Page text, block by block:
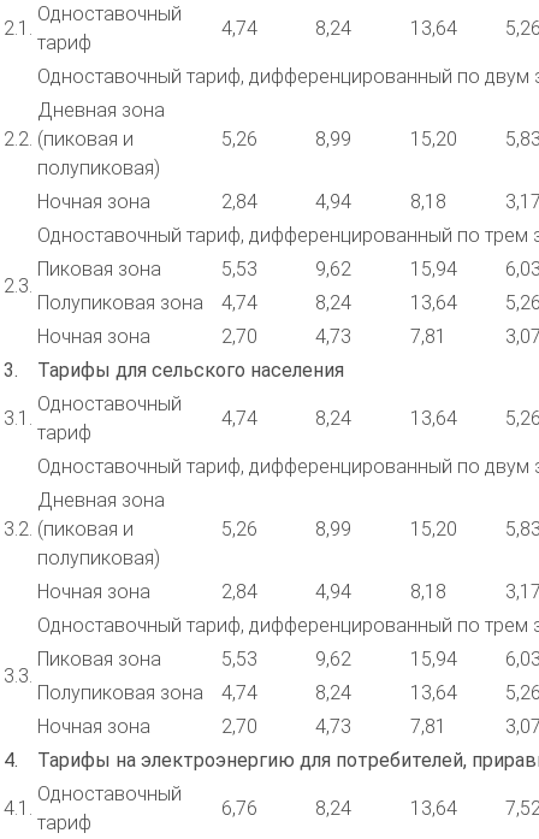
2.1.
Одноставочный
тариф
4,74 8,24 13,64
2.2.
Одноставочный тариф, дифференцированный по двум
Дневная зона
(пиковая и
полупиковая)
5,26 8,99 15,20
Ночная зона 2,84 4,94 8,18
2.3.
Одноставочный тариф, дифференцированный по трем
Пиковая зона
5,53 9,62 15,94
Полупиковая зона
4,74 8,24 13,64
Ночная зона
2,70 4,73 7,81
3.
Тарифы для сельского населения
3.1.
Одноставочный
тариф
4,74 8,24 13,64
3.2.
Одноставочный тариф, дифференцированный по двум
Дневная зона
(пиковая и
полупиковая)
5,26 8,99 15,20
Ночная зона 2,84 4,94 8,18
3.3.
Одноставочный тариф, дифференцированный по трем
Пиковая зона
5,53 9,62 15,94
Полупиковая зона
4,74 8,24 13,64
Ночная зона
2,70 4,73 7,81
4.
Тарифы на электроэнергию для потребителей,
4.1.
Одноставочный
тариф
6,76 8,24 13,64